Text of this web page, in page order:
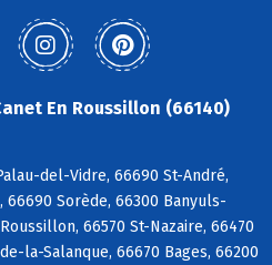
En Roussillon (66140)
del-Vidre, 66690 St-André,
66690 Sorède, 66300 Banyuls-
66570 St-Nazaire, 66470
la-Salanque, 66670 Bages, 66200